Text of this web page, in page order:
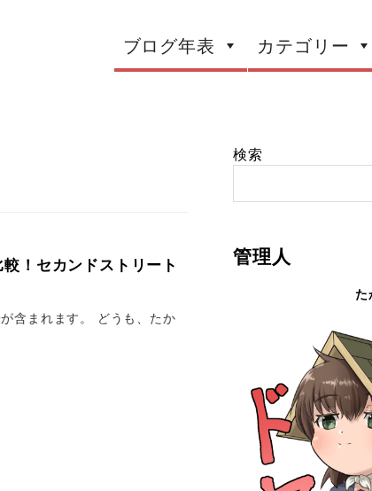
ブログ年表 カテゴリー
！セカンドストリート
含まれます。 どうも、たか
検索
管理人
た